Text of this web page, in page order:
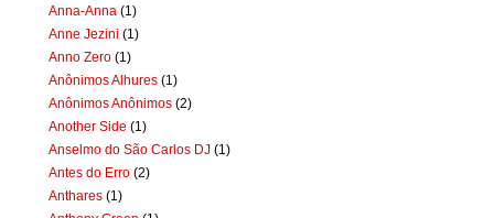
Anna-Anna (1)
Anne Jezini (1)
Anno Zero (1)
Anônimos Alhures (1)
Anônimos Anônimos (2)
Another Side (1)
Anselmo do São Carlos DJ (1)
Antes do Erro (2)
Anthares (1)